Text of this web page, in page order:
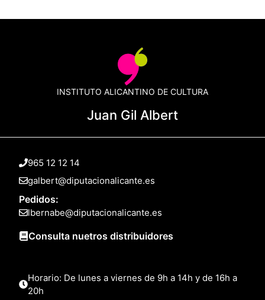
INSTITUTO ALICANTINO DE CULTURA
Juan Gil Albert
965 12 12 14
galbert@diputacionalicante.es
Pedidos:
lbernabe@diputacionalicante.es
Consulta nuetros distribuidores
Horario: De lunes a viernes de 9h a 14h y de 16h a
20h